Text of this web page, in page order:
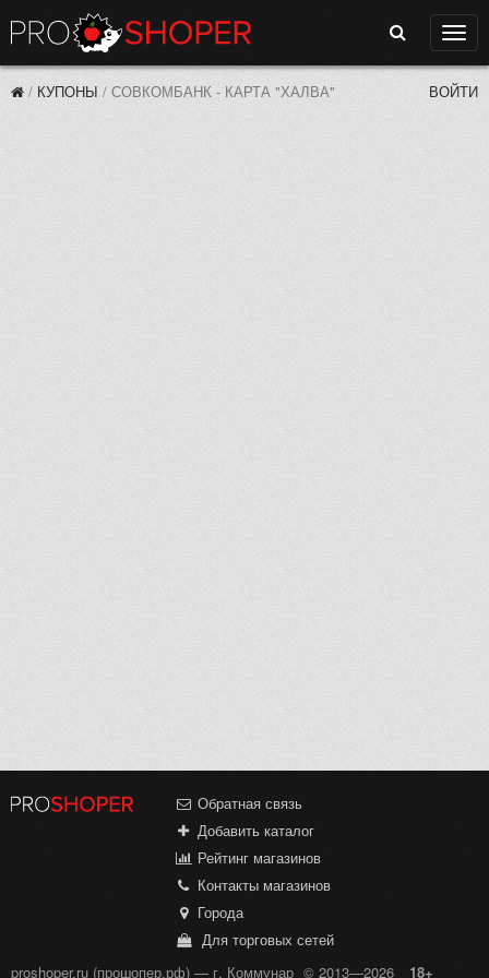
Поиск
/ КУПОНЫ / СОВКОМБАНК - КАРТА "ХАЛВА" ВОЙТИ
Обратная связь
Добавить каталог
Рейтинг магазинов
Контакты магазинов
Города
Для торговых сетей
proshoper.ru (прошопер.рф) — г. Коммунар © 2013—2026 18+